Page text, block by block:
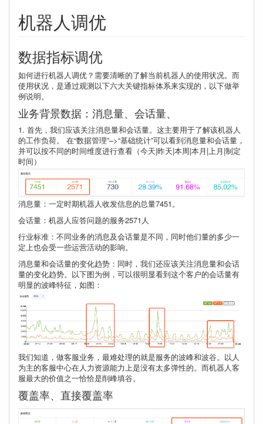
机器人调优
数据指标调优
如何进行机器人调优？需要清晰的了解当前机器人的使用状况。而
使用状况，是通过观测以下六大关键指标体系来实现的，以下做举
例说明。
业务背景数据：消息量、会话量、
1. 首先，我们应该关注消息量和会话量。这主要用于了解该机器人
的工作负荷。 在“数据管理”–>“基础统计”可以看到消息量和会话量，
并可以按不同的时间维度进行查看（今天|昨天|本周|本月|上月|制定
时间）
消息量：一定时期机器人收发信息的总量7451。
会话量：机器人应答问题的服务2571人
行业标准：不同业务的消息及会话量是不同，同时他们量的多少一
定上也会受一些运营活动的影响。
消息量和会话量的变化趋势：同时，我们还应该关注消息量和会话
量的变化趋势。以下图为例，可以很明显看到这个客户的会话量有
明显的波峰特征，如图：
我们知道，做客服业务，最难处理的就是服务的波峰和波谷。以人
为主的客服中心在人力资源能力上是没有太多弹性的。而机器人客
服最大的价值之一恰恰是削峰填谷。
覆盖率、直接覆盖率